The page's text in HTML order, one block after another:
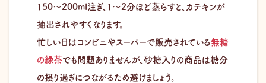
150〜200ml注ぎ、1〜2分ほど蒸らすと、カテキンが
抽出されやすくなります。
忙しい日はコンビニやスーパーで販売されている 無糖
の緑茶でも問題ありませんが、砂糖入りの商品は糖分
の摂り過ぎにつながるため避けましょう。